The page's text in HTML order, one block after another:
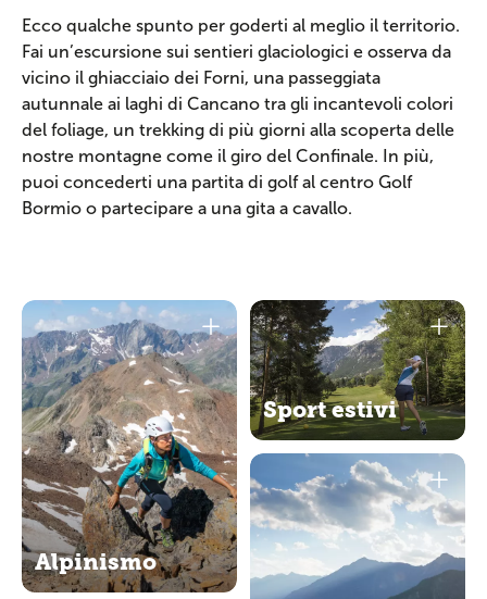
Ecco qualche spunto per goderti al meglio il territorio.
Fai un’escursione sui sentieri glaciologici e osserva da
vicino il ghiacciaio dei Forni, una passeggiata
autunnale ai laghi di Cancano tra gli incantevoli colori
del foliage, un trekking di più giorni alla scoperta delle
nostre montagne come il giro del Confinale. In più,
puoi concederti una partita di golf al centro Golf
Bormio o partecipare a una gita a cavallo.
Alpinismo
Sport estivi